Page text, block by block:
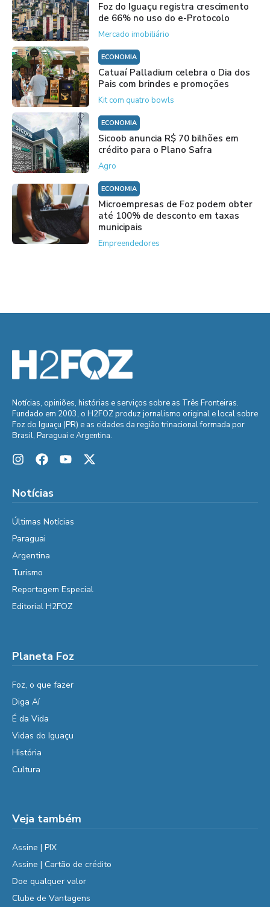
Foz do Iguaçu registra crescimento
de 66% no uso do e-Protocolo
Mercado imobiliário
ECONOMIA
Catuaí Palladium celebra o Dia dos
Pais com brindes e promoções
Kit com quatro bowls
ECONOMIA
Sicoob anuncia R$ 70 bilhões em
crédito para o Plano Safra
Agro
ECONOMIA
Microempresas de Foz podem obter
até 100% de desconto em taxas
municipais
Empreendedores
Notícias, opiniões, histórias e serviços sobre as Três Fronteiras.
Fundado em 2003, o H2FOZ produz jornalismo original e local sobre
Foz do Iguaçu (PR) e as cidades da região trinacional formada por
Brasil, Paraguai e Argentina.
Notícias
Últimas Notícias
Paraguai
Argentina
Turismo
Reportagem Especial
Editorial H2FOZ
Planeta Foz
Foz, o que fazer
Diga Aí
É da Vida
Vidas do Iguaçu
História
Cultura
Veja também
Assine | PIX
Assine | Cartão de crédito
Doe qualquer valor
Clube de Vantagens